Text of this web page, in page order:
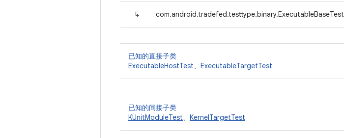
↳ com.android.tradefed.testtype.binary.ExecutableBaseTest
已知的直接子类
ExecutableHostTest、 ExecutableTargetTest
已知的间接子类
KUnitModuleTest、 KernelTargetTest